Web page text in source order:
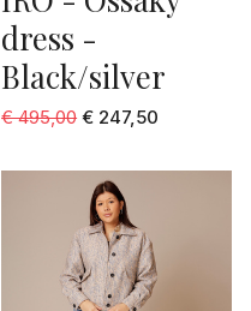
dress -
Black/silver
€ 495,00 € 247,50